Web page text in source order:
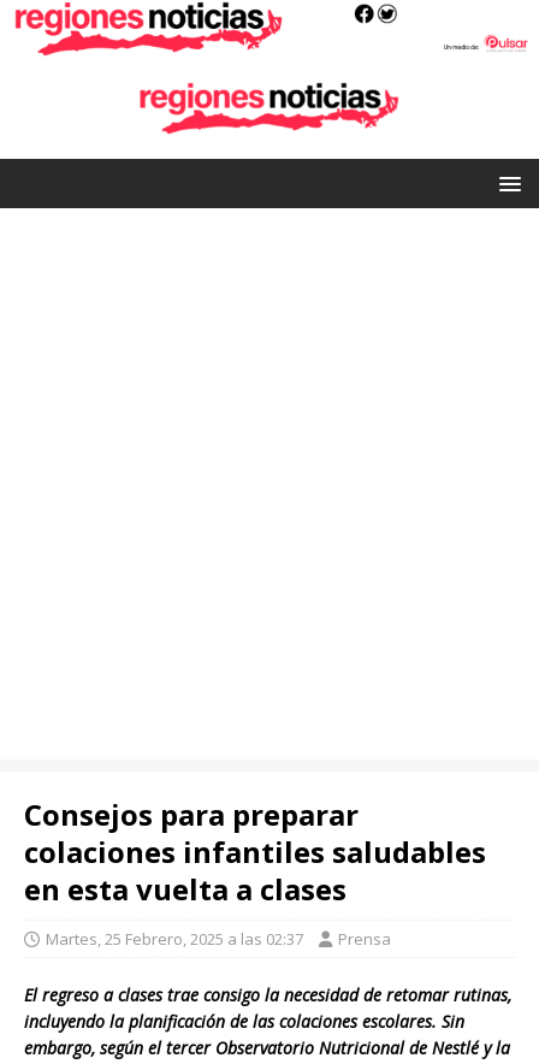
Consejos para preparar
colaciones infantiles saludables
en esta vuelta a clases
Martes, 25 Febrero, 2025 a las 02:37 Prensa
El regreso a clases trae consigo la necesidad de retomar rutinas,
incluyendo la planificación de las colaciones escolares. Sin
embargo, según el tercer Observatorio Nutricional de Nestlé y la